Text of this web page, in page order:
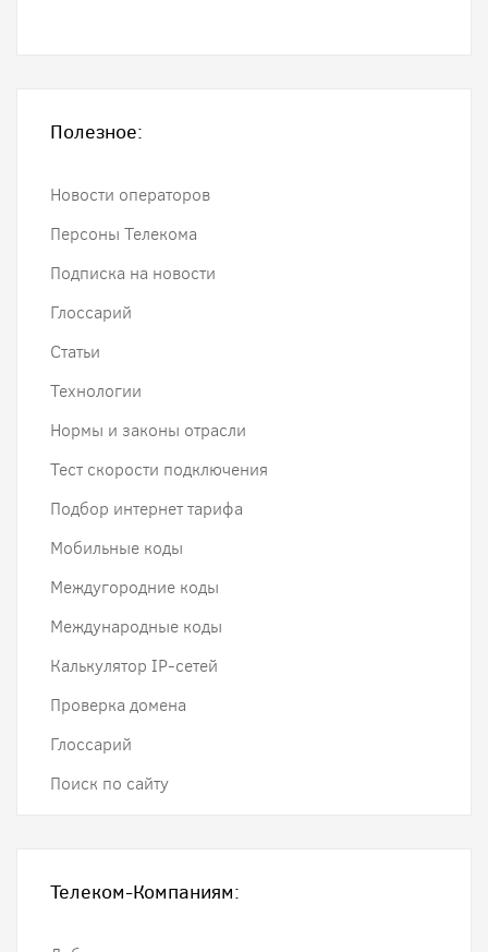
Полезное:
Новости операторов
Персоны Телекома
Подписка на новости
Глоссарий
Статьи
Технологии
Нормы и законы отрасли
Тест скорости подключения
Подбор интернет тарифа
Мобильные коды
Междугородние коды
Международные коды
Калькулятор IP-сетей
Проверка домена
Глоссарий
Поиск по сайту
Телеком-Компаниям: